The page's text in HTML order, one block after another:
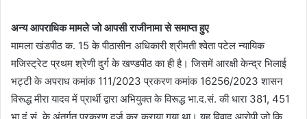
अन्य आपराधिक मामले जो आपसी राजीनामा से समाप्त हुए
मामला खंडपीठ क. 15 के पीठासीन अधिकारी श्रीमती श्वेता पटेल न्यायिक
मजिस्ट्रेट प्रथम श्रेणी दुर्ग के खण्डपीठ का ही है। जिसमें आरक्षी केन्द्र भिलाई
भट्टी के अपराध कमांक 111/2023 प्रकरण कमांक 16256/2023 शासन
विरूद्ध मीरा यादव में प्रार्थी द्वारा अभियुक्त के विरूद्ध भा.द.सं. की धारा 381, 451